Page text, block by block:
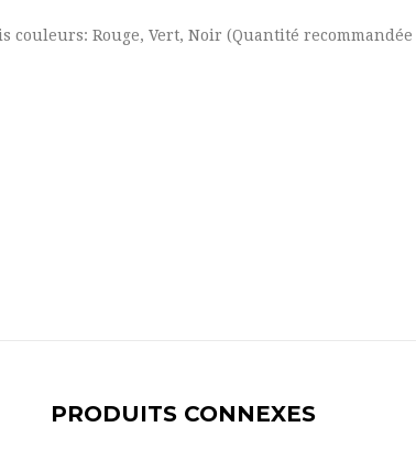
couleurs: Rouge, Vert, Noir (Quantité recommandée
PRODUITS CONNEXES